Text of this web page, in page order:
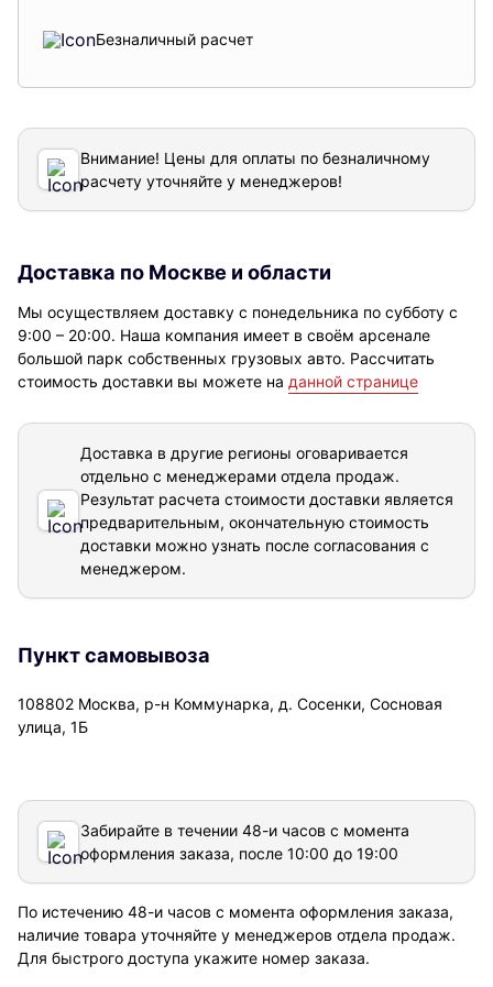
Безналичный расчет
Внимание! Цены для оплаты по безналичному
расчету уточняйте у менеджеров!
Доставка по Москве и области
Мы осуществляем доставку с понедельника по субботу с
9:00 – 20:00. Наша компания имеет в своём арсенале
большой парк собственных грузовых авто. Рассчитать
стоимость доставки вы можете на данной странице
Доставка в другие регионы оговаривается
отдельно с менеджерами отдела продаж.
Результат расчета стоимости доставки является
предварительным, окончательную стоимость
доставки можно узнать после согласования с
менеджером.
Пункт самовывоза
108802 Москва, р-н Коммунарка, д. Сосенки, Сосновая
улица, 1Б
Забирайте в течении 48-и часов с момента
оформления заказа, после 10:00 до 19:00
По истечению 48-и часов с момента оформления заказа,
наличие товара уточняйте у менеджеров отдела продаж.
Для быстрого доступа укажите номер заказа.